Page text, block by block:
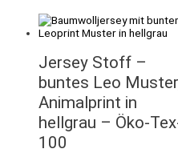
Jersey Stoff –
buntes Leo
Animalprint in
hellgrau – Öko-
100